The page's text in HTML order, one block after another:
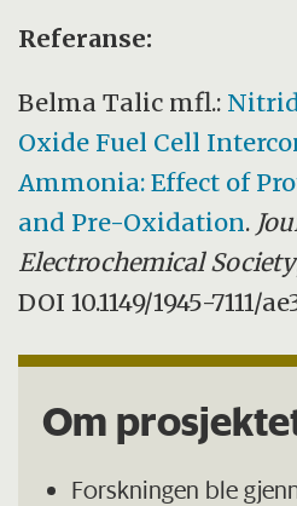
Referanse:
Belma Talic mfl.:
Oxide Fuel Cell
Ammonia: Effect of
and Pre-Oxidation.
Electrochemical Society
DOI 10.1149/1945-7111/
Om
Forskningen ble